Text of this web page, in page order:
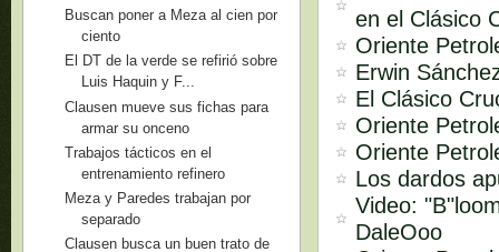
en el Clásico
Oriente
Erwin
El Clásico
Oriente
Oriente
Los dardos
Video:
DaleOoo
Buscan poner a Meza al cien por
ciento
El DT de la verde se refirió sobre
Luis Haquin y F...
Clausen mueve sus fichas para
armar su onceno
Trabajos tácticos en el
entrenamiento refinero
Meza y Paredes trabajan por
separado
Clausen busca un buen trato de